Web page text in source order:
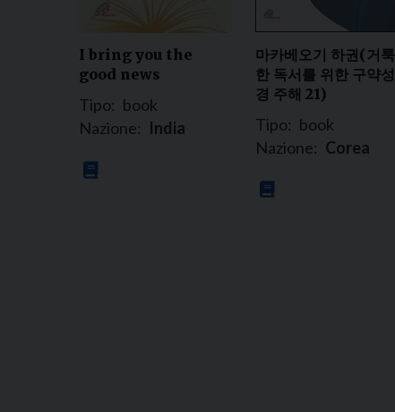
I bring you the
good news
Tipo: book
Nazione: India
마카베오기 하권(거룩
한 독서를 위한 구약성
경 주해 21)
Tipo: book
Nazione: Corea